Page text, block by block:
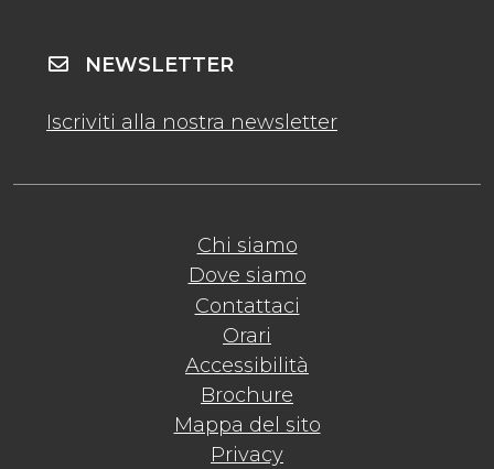
Chi siamo
Dove siamo
Contattaci
Orari
Accessibilità
Brochure
Mappa del sito
Privacy
NEWSLETTER
Iscriviti alla nostra newsletter